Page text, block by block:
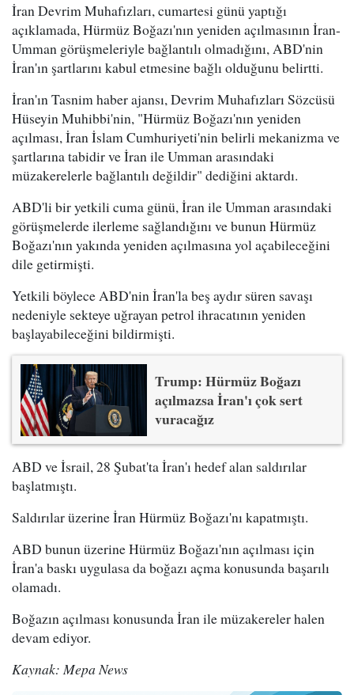
İran Devrim Muhafızları, cumartesi günü yaptığı
açıklamada, Hürmüz Boğazı'nın yeniden açılmasının İran-
Umman görüşmeleriyle bağlantılı olmadığını, ABD'nin
İran'ın şartlarını kabul etmesine bağlı olduğunu belirtti.
İran'ın Tasnim haber ajansı, Devrim Muhafızları Sözcüsü
Hüseyin Muhibbi'nin, "Hürmüz Boğazı'nın yeniden
açılması, İran İslam Cumhuriyeti'nin belirli mekanizma ve
şartlarına tabidir ve İran ile Umman arasındaki
müzakerelerle bağlantılı değildir" dediğini aktardı.
ABD'li bir yetkili cuma günü, İran ile Umman arasındaki
görüşmelerde ilerleme sağlandığını ve bunun Hürmüz
Boğazı'nın yakında yeniden açılmasına yol açabileceğini
dile getirmişti.
Yetkili böylece ABD'nin İran'la beş aydır süren savaşı
nedeniyle sekteye uğrayan petrol ihracatının yeniden
başlayabileceğini bildirmişti.
Trump: Hürmüz Boğazı
açılmazsa İran'ı çok sert
vuracağız
ABD ve İsrail, 28 Şubat'ta İran'ı hedef alan saldırılar
başlatmıştı.
Saldırılar üzerine İran Hürmüz Boğazı'nı kapatmıştı.
ABD bunun üzerine Hürmüz Boğazı'nın açılması için
İran'a baskı uygulasa da boğazı açma konusunda başarılı
olamadı.
Boğazın açılması konusunda İran ile müzakereler halen
devam ediyor.
Kaynak: Mepa News